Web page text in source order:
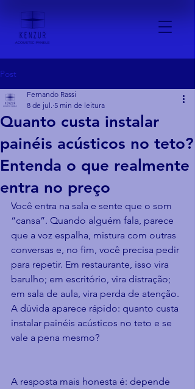
Post
Quanto custa instalar
painéis acústicos no teto?
Entenda o que realmente
entra no preço
Fernando Rassi
8 de jul. 5 min de leitura
Você entra na sala e sente que o som
“cansa”. Quando alguém fala, parece
que a voz espalha, mistura com outras
conversas e, no fim, você precisa pedir
para repetir. Em restaurante, isso vira
barulho; em escritório, vira distração;
em sala de aula, vira perda de atenção.
A dúvida aparece rápido: quanto custa
instalar painéis acústicos no teto e se
vale a pena mesmo?
A resposta mais honesta é: depende